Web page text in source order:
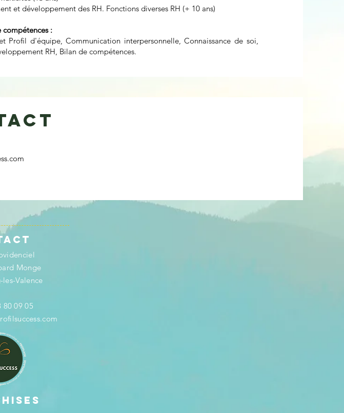
et développement des RH. Fonctions diverses RH (+ 10 ans)
compétences :
Profil d'équipe, Communication interpersonnelle, Connaissance de soi,
RH, Bilan de compétences.
Monge
Valence
80 09 05